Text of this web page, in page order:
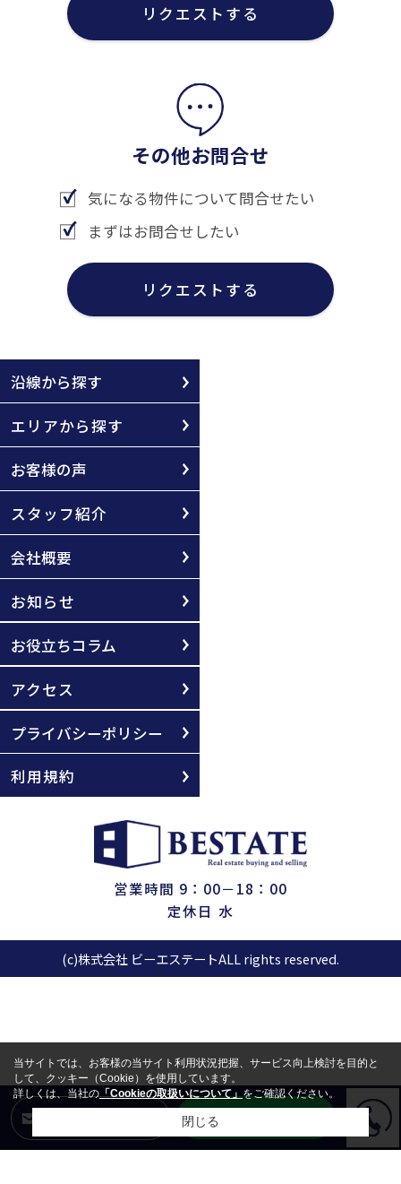
リクエストする
その他お問合せ
気になる物件について問合せたい
まずはお問合せしたい
リクエストする
沿線から探す
エリアから探す
お客様の声
スタッフ紹介
会社概要
お知らせ
お役立ちコラム
アクセス
プライバシーポリシー
利用規約
営業時間 9：00－18：00
定休日 水
(c)株式会社 ビーエステートALL rights reserved.
LINEからお問合せ
当サイトでは、お客様の当サイト利用状況把握、サービス向上検討を目的と
して、クッキー（Cookie）を使用しています。
詳しくは、当社の「Cookieの取扱いについて」をご確認ください。
閉じる